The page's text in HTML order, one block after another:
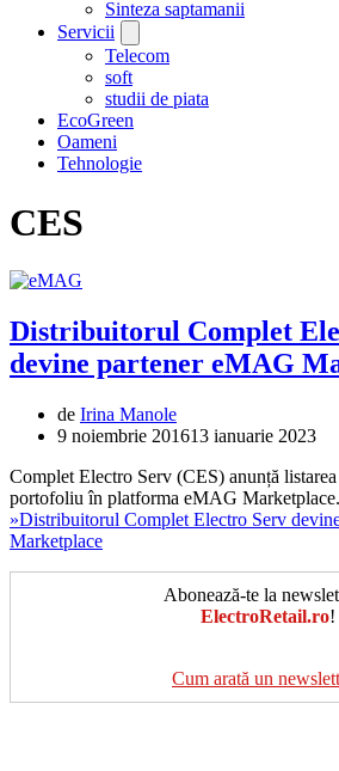
Sinteza saptamanii
Servicii
Telecom
soft
studii de piata
EcoGreen
Oameni
Tehnologie
CES
Distribuitorul Complet
devine partener eMAG
de Irina Manole
9 noiembrie 201613 ianuarie 2023
Complet Electro Serv (CES) anunță
portofoliu în platforma eMAG
»Distribuitorul Complet Electro Serv
Marketplace
Abonează-te la
ElectroRetail.ro!
Cum arată un